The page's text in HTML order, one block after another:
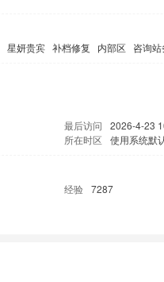
星妍贵宾 补档修复 内部区 咨询站
最后访问
2026-4-23
所在时区 使用系统默
经验 7287